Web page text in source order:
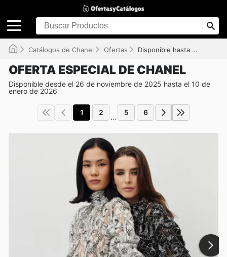
Catálogos de Chanel Ofertas Disponible hasta el 10/01/2026
OFERTA ESPECIAL DE CHANEL
Disponible desde el 26 de noviembre de 2025 hasta el 10 de
enero de 2026
1 2 ... 5 6